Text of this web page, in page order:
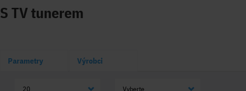
S TV tunerem
Parametry Výrobci
20 Vyberte